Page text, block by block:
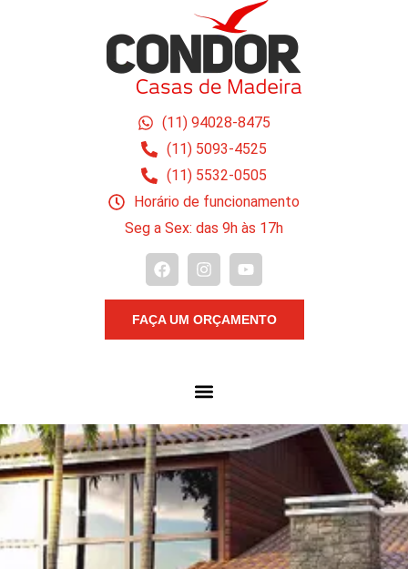
(11) 94028-8475
(11) 5093-4525
(11) 5532-0505
Horário de funcionamento
Seg a Sex: das 9h às 17h
FAÇA UM ORÇAMENTO